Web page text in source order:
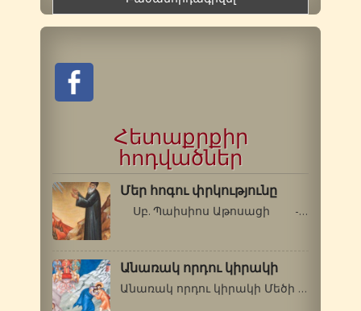
Հետաքրքիր
հոդվածներ
Մեր հոգու փրկությունը
Սբ. Պաիսիոս Աթոսացի -Գե՛րոնդա,…
Անառակ որդու կիրակի
Անառակ որդու կիրակի Մեծի պահոց նախապատրաստական…